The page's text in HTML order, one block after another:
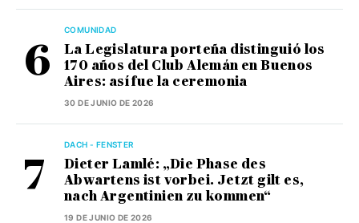
COMUNIDAD
La Legislatura porteña distinguió los
170 años del Club Alemán en Buenos
Aires: así fue la ceremonia
30 DE JUNIO DE 2026
DACH - FENSTER
Dieter Lamlé: „Die Phase des
Abwartens ist vorbei. Jetzt gilt es,
nach Argentinien zu kommen“
19 DE JUNIO DE 2026